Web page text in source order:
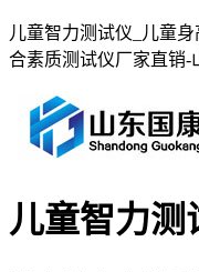
儿童智力测试仪_儿童
合素质测试仪厂家直销-
儿童智力测